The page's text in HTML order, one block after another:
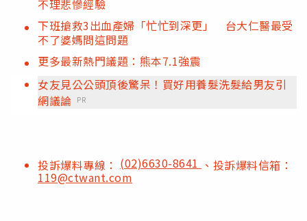
不理悲慘經驗
下班搶救3出血產婦「忙忙到深更」 台大仁醫最受
不了婆媽問這問題
更多最新熱門議題：熊本7.1強震
女友見公公頭頂後驚呆！買好用養髮洗髮給男友引
網議論 PR
投訴爆料專線： (02)6630-8641 、投訴爆料信箱：
119@ctwant.com